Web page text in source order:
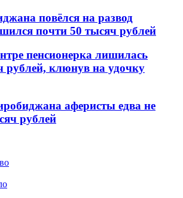
повёлся на развод
почти 50 тысяч рублей
пенсионерка лишилась
рублей, клюнув на удочку
аферисты едва не
рублей